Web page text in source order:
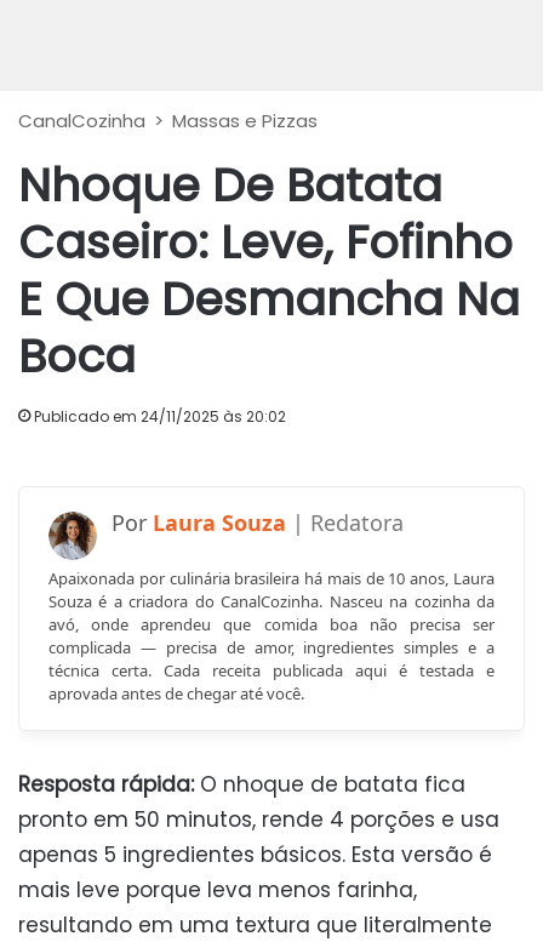
CanalCozinha > Massas e Pizzas
Nhoque De Batata
Caseiro: Leve, Fofinho
E Que Desmancha Na
Boca
Publicado em 24/11/2025 às 20:02
Laura Souza
Apaixonada por culinária brasileira há mais de 10 anos, Laura
Souza é a criadora do CanalCozinha. Nasceu na cozinha da
avó, onde aprendeu que comida boa não precisa ser
complicada — precisa de amor, ingredientes simples e a
técnica certa. Cada receita publicada aqui é testada e
aprovada antes de chegar até você.
Resposta rápida:O nhoque de batata fica
pronto em 50 minutos, rende 4 porções e usa
apenas 5 ingredientes básicos. Esta versão é
mais leve porque leva menos farinha,
resultando em uma textura que literalmente